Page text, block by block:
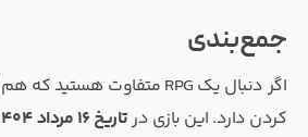
جمع‌بندی
کردن دارد. این بازی درتاریخ ۱۶ مرداد ۱۴۰۴